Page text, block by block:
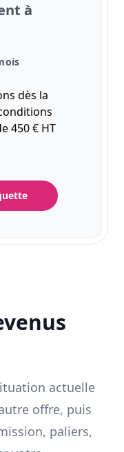
à
dès la
450 € HT
actuelle
offre, puis
paliers,